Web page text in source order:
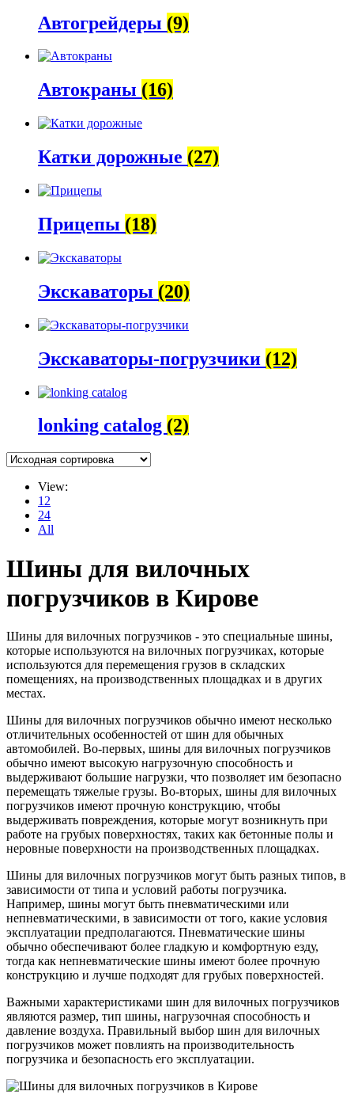
Автогрейдеры (9)
Автокраны (16)
Катки дорожные (27)
Прицепы (18)
Экскаваторы (20)
Экскаваторы-погрузчики (12)
lonking catalog (2)
View:
12
24
All
Шины для вилочных
погрузчиков в Кирове
Шины для вилочных погрузчиков - это специальные шины,
которые используются на вилочных погрузчиках, которые
используются для перемещения грузов в складских
помещениях, на производственных площадках и в других
местах.
Шины для вилочных погрузчиков обычно имеют несколько
отличительных особенностей от шин для обычных
автомобилей. Во-первых, шины для вилочных погрузчиков
обычно имеют высокую нагрузочную способность и
выдерживают большие нагрузки, что позволяет им безопасно
перемещать тяжелые грузы. Во-вторых, шины для вилочных
погрузчиков имеют прочную конструкцию, чтобы
выдерживать повреждения, которые могут возникнуть при
работе на грубых поверхностях, таких как бетонные полы и
неровные поверхности на производственных площадках.
Шины для вилочных погрузчиков могут быть разных типов, в
зависимости от типа и условий работы погрузчика.
Например, шины могут быть пневматическими или
непневматическими, в зависимости от того, какие условия
эксплуатации предполагаются. Пневматические шины
обычно обеспечивают более гладкую и комфортную езду,
тогда как непневматические шины имеют более прочную
конструкцию и лучше подходят для грубых поверхностей.
Важными характеристиками шин для вилочных погрузчиков
являются размер, тип шины, нагрузочная способность и
давление воздуха. Правильный выбор шин для вилочных
погрузчиков может повлиять на производительность
погрузчика и безопасность его эксплуатации.